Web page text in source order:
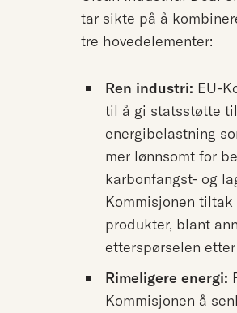
tar sikte på å
tre hovedelementer:
Ren industri: EU-
til å gi statsstøtte
energibelastning
mer lønnsomt for
karbonfangst- og
Kommisjonen
produkter, blant
etterspørselen
Rimeligere energi:
Kommisjonen å